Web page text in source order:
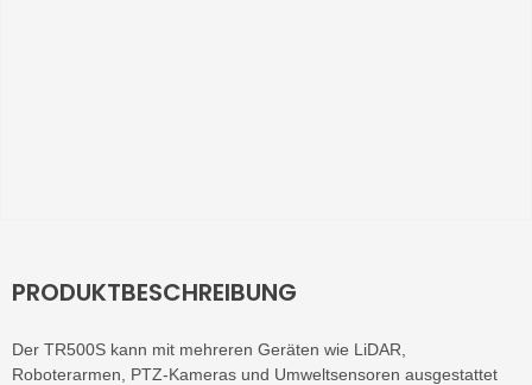
PRODUKTBESCHREIBUNG
Der TR500S kann mit mehreren Geräten wie LiDAR,
Roboterarmen, PTZ-Kameras und Umweltsensoren ausgestattet